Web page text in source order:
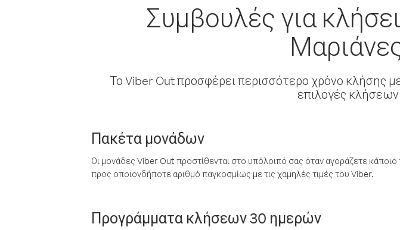
Συμβουλές για
Το Viber Out προσφέρει περισσότερο χρόνο κλήσης
επιλογές
Πακέτα μονάδων
Οι μονάδες Viber Out προστίθενται στο υπόλοιπό σας όταν αγοράζετε
προς οποιονδήποτε αριθμό παγκοσμίως με τις χαμηλές τιμές του Viber.
Προγράμματα κλήσεων 30 ημερών